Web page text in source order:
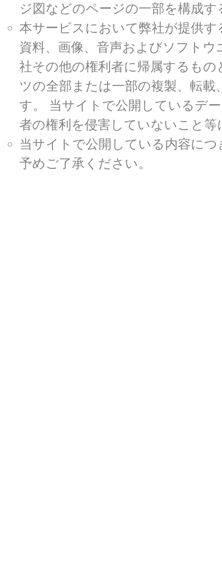
ジ図などのページの一部を構成
本サービスにおいて弊社が提供
資料、画像、音声およびソフト
社その他の権利者に帰属するも
ツの全部または一部の複製、転
す。 当サイトで公開しているデ
者の権利を侵害していないこと
当サイトで公開している内容に
予めご了承ください。